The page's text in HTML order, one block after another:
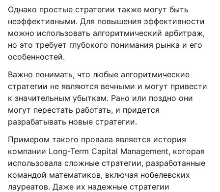
Однако простые стратегии также могут быть
неэффективными. Для повышения эффективности
можно использовать алгоритмический арбитраж,
но это требует глубокого понимания рынка и его
особенностей.
Важно понимать, что любые алгоритмические
стратегии не являются вечными и могут привести
к значительным убыткам. Рано или поздно они
могут перестать работать, и придется
разрабатывать новые стратегии.
Примером такого провала является история
компании Long-Term Capital Management, которая
использовала сложные стратегии, разработанные
командой математиков, включая нобелевских
лауреатов. Даже их надежные стратегии